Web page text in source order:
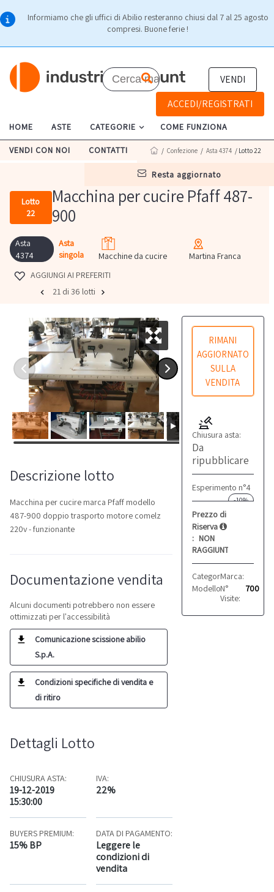
Informiamo che gli uffici di Abilio resteranno chiusi dal 7 al 25 agosto
compresi. Buone ferie !
VENDI
ACCEDI/REGISTRATI
HOME ASTE CATEGORIE COME FUNZIONA
VENDI CON NOI CONTATTI
resta aggiornato
/ Confezione / Asta 4374 / Lotto 22
Lotto
22
Macchina per cucire Pfaff 487-
900
Asta
4374
Asta
singola
Macchine da cucire
Martina Franca
AGGIUNGI AI PREFERITI
21 di 36 lotti
RIMANI
AGGIORNATO
SULLA
VENDITA
Chiusura asta:
Da
ripubblicare
Esperimento n°4
-10%
Prezzo di
Riserva
: NON
RAGGIUNTO
Categoria: Macchine
Marca:
Modello: 487-900
N°
Visite:
700
Descrizione lotto
Macchina per cucire marca Pfaff modello
487-900 doppio trasporto motore comelz
220v - funzionante
Documentazione vendita
Alcuni documenti potrebbero non essere
ottimizzati per l'accessibilità
Comunicazione scissione abilio
S.p.A.
Condizioni specifiche di vendita e
di ritiro
Dettagli Lotto
CHIUSURA ASTA:
19-12-2019
15:30:00
IVA:
22%
BUYERS PREMIUM:
15% BP
DATA DI PAGAMENTO:
Leggere le
condizioni di
vendita